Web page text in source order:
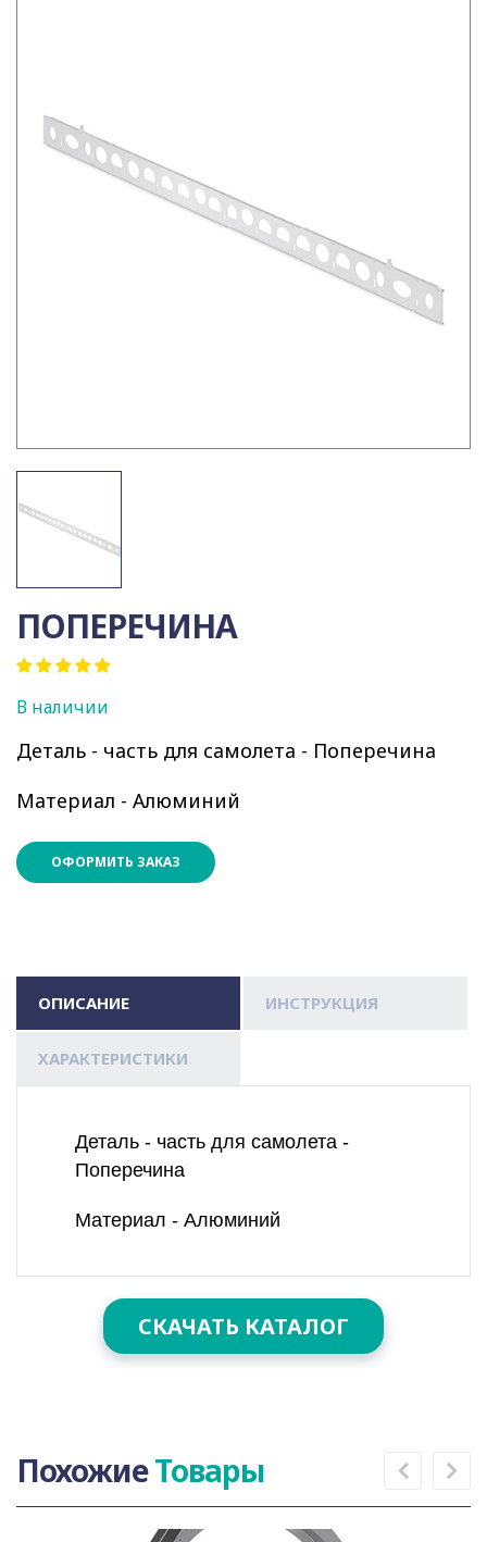
ПОПЕРЕЧИНА
В наличии
Деталь - часть для самолета - Поперечина
Материал - Алюминий
ОФОРМИТЬ ЗАКАЗ
ОПИСАНИЕ ИНСТРУКЦИЯ
ХАРАКТЕРИСТИКИ
Деталь - часть для самолета -
Поперечина
Материал - Алюминий
СКАЧАТЬ КАТАЛОГ
ПохожиеТовары